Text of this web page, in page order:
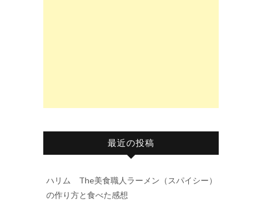
最近の投稿
ハリム The美食職人ラーメン（スパイシー）
の作り方と食べた感想